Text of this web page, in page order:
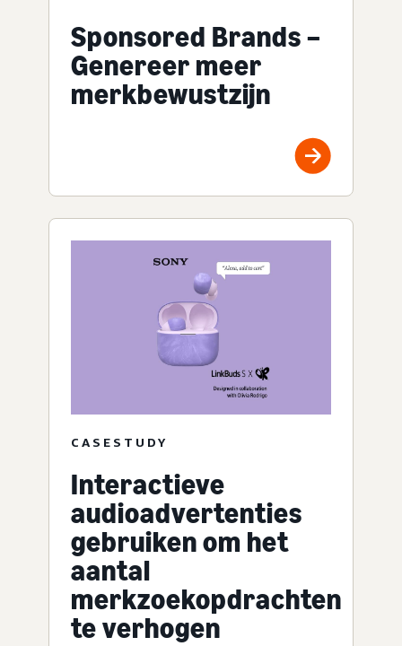
Sponsored Brands –
Genereer meer
merkbewustzijn
CASESTUDY
Interactieve
audioadvertenties
gebruiken om het
aantal
merkzoekopdrachten
te verhogen